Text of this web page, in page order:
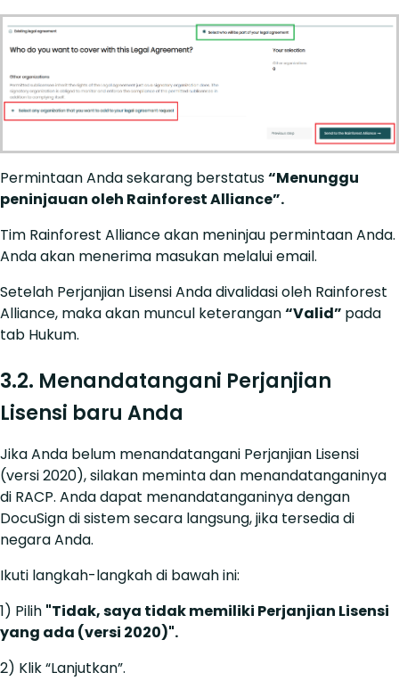
Permintaan Anda sekarang berstatus“Menunggu
peninjauan oleh Rainforest Alliance”.
Tim Rainforest Alliance akan meninjau permintaan Anda.
Anda akan menerima masukan melalui email.
Setelah Perjanjian Lisensi Anda divalidasi oleh Rainforest
Alliance, maka akan muncul keterangan“Valid” pada
tab Hukum.
3.2. Menandatangani Perjanjian
Lisensi baru Anda
Jika Anda belum menandatangani Perjanjian Lisensi
(versi 2020), silakan meminta dan menandatanganinya
di RACP. Anda dapat menandatanganinya dengan
DocuSign di sistem secara langsung, jika tersedia di
negara Anda.
Ikuti langkah-langkah di bawah ini:
1) Pilih "Tidak, saya tidak memiliki Perjanjian Lisensi
yang ada (versi 2020)".
2) Klik “Lanjutkan”.